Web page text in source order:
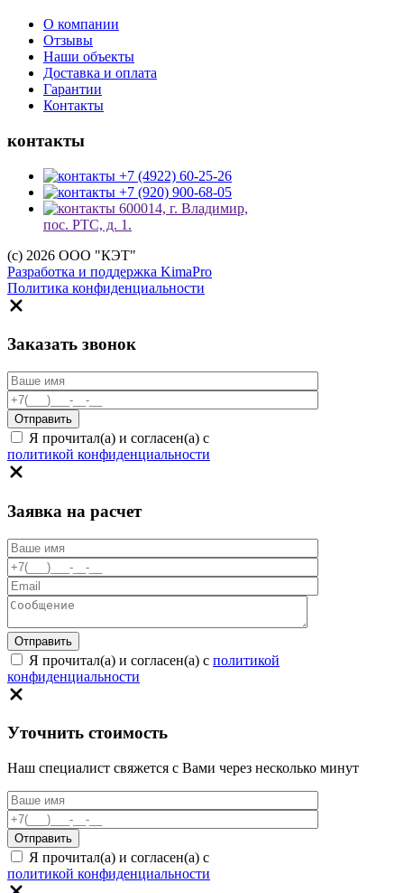
О компании
Отзывы
Наши объекты
Доставка и оплата
Гарантии
Контакты
контакты
+7 (4922) 60-25-26
+7 (920) 900-68-05
600014, г. Владимир,
пос. РТС, д. 1.
(c) 2026 ООО "КЭТ"
Разработка и поддержка KimaPro
Политика конфиденциальности
Заказать звонок
Я прочитал(а) и согласен(а) с
политикой конфиденциальности
Заявка на расчет
Я прочитал(а) и согласен(а) с политикой
конфиденциальности
Уточнить стоимость
Наш специалист свяжется с Вами через несколько минут
Я прочитал(а) и согласен(а) с
политикой конфиденциальности